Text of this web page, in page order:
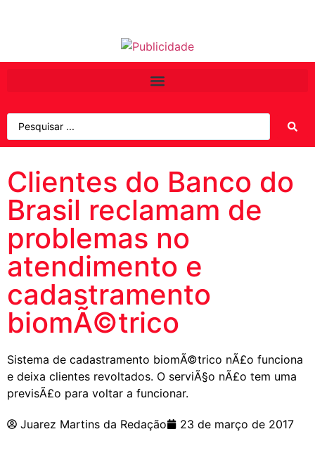
Clientes do Banco do
Brasil reclamam de
problemas no
atendimento e
cadastramento
biomÃ©trico
Sistema de cadastramento biomÃ©trico nÃ£o funciona
e deixa clientes revoltados. O serviÃ§o nÃ£o tem uma
previsÃ£o para voltar a funcionar.
Juarez Martins da Redação 23 de março de 2017